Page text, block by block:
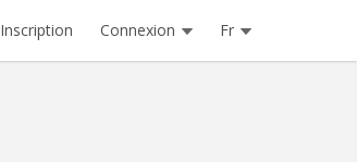
Inscription Connexion Fr